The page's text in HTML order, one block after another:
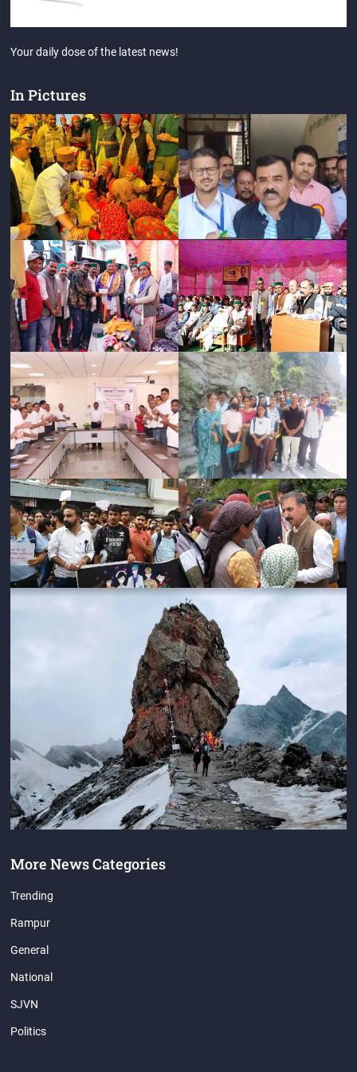
Your daily dose of the latest news!
In Pictures
More News Categories
Trending
Rampur
General
National
SJVN
Politics